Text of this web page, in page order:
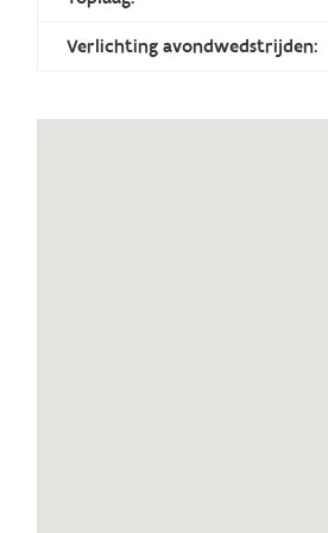
Verlichting avondwedstrijden: